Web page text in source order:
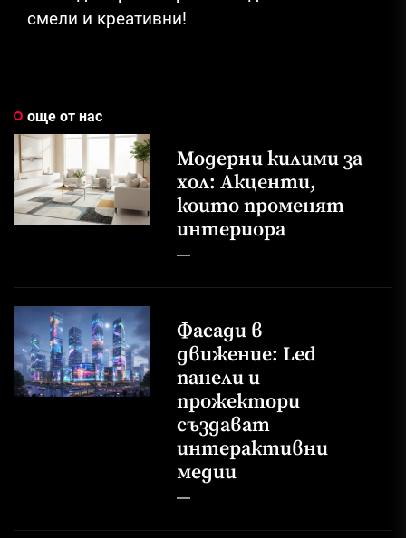
смели и креативни!
още от нас
Модерни килими за
хол: Акценти,
които променят
интериора
Фасади в
движение: Led
панели и
прожектори
създават
интерактивни
медии